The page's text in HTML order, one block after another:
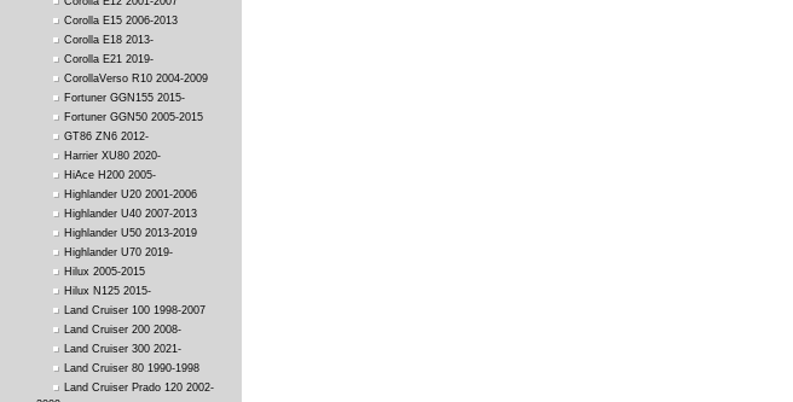
Corolla E15 2006-2013
Corolla E18 2013-
Corolla E21 2019-
CorollaVerso R10 2004-2009
Fortuner GGN155 2015-
Fortuner GGN50 2005-2015
GT86 ZN6 2012-
Harrier XU80 2020-
HiAce H200 2005-
Highlander U20 2001-2006
Highlander U40 2007-2013
Highlander U50 2013-2019
Highlander U70 2019-
Hilux 2005-2015
Hilux N125 2015-
Land Cruiser 100 1998-2007
Land Cruiser 200 2008-
Land Cruiser 300 2021-
Land Cruiser 80 1990-1998
Land Cruiser Prado 120 2002-